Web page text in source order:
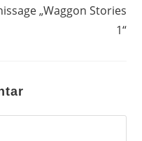
„Waggon Stories
1“